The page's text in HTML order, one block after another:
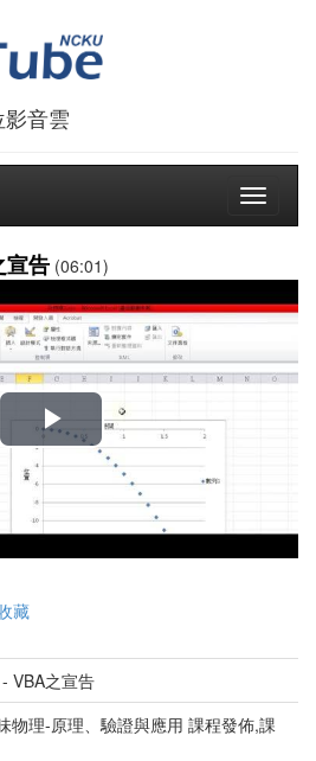
音雲
Toggle
宣告 (06:01)
播
放
影
藏
VBA之宣告
物理-原理、驗證與應用 課程發佈,課